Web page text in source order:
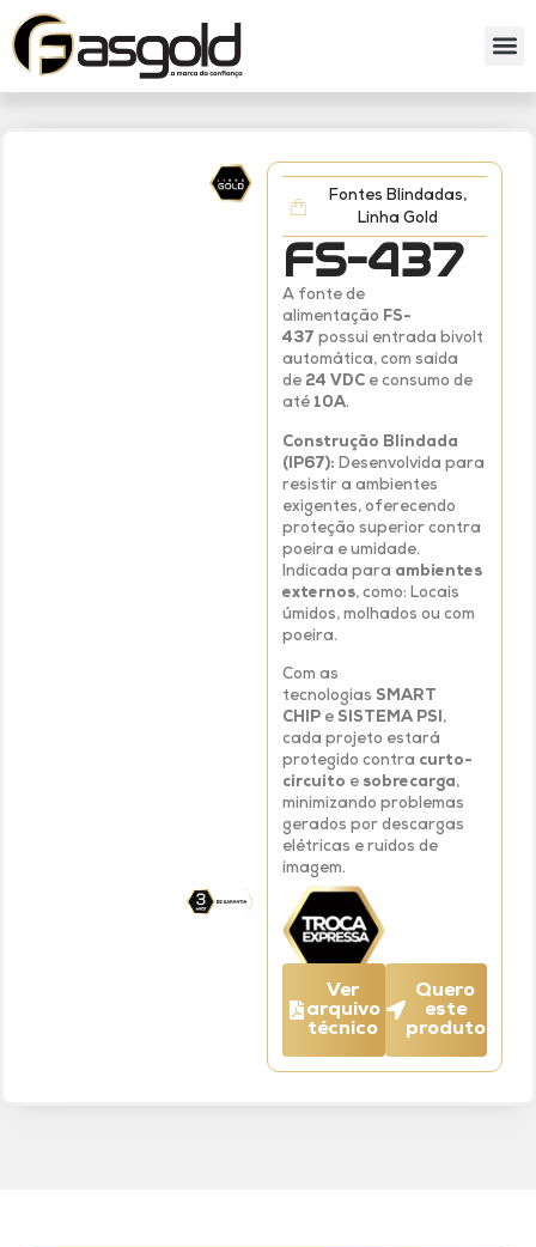
Fontes Blindadas,
Linha Gold
FS-437
A fonte de
alimentação FS-
437 possui entrada bivolt
automática, com saída
de 24 VDCe consumo de
até 10A.
Construção Blindada
(IP67): Desenvolvida para
resistir a ambientes
exigentes, oferecendo
proteção superior contra
poeira e umidade.
Indicada para ambientes
externos, como: Locais
úmidos, molhados ou com
poeira.
Com as
tecnologias SMART
CHIPe SISTEMA PSI ,
cada projeto estará
protegido contra curto-
circuito e sobrecarga,
minimizando problemas
gerados por descargas
elétricas e ruídos de
imagem.
Ver
arquivo
técnico
Quero
este
produto